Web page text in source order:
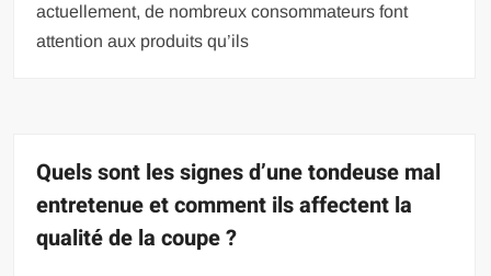
actuellement, de nombreux consommateurs font
attention aux produits qu’ils
Quels sont les signes d’une tondeuse mal
entretenue et comment ils affectent la
qualité de la coupe ?